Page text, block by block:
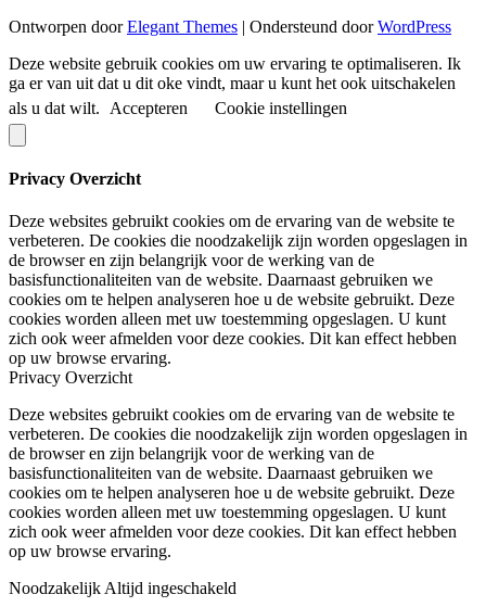
Ontworpen doorElegant Themes | Ondersteund doorWordPress
Deze website gebruik cookies om uw ervaring te optimaliseren. Ik
ga er van uit dat u dit oke vindt, maar u kunt het ook uitschakelen
als u dat wilt.
Accepteren Cookie instellingen
Privacy Overzicht
Deze websites gebruikt cookies om de ervaring van de website te
verbeteren. De cookies die noodzakelijk zijn worden opgeslagen in
de browser en zijn belangrijk voor de werking van de
basisfunctionaliteiten van de website. Daarnaast gebruiken we
cookies om te helpen analyseren hoe u de website gebruikt. Deze
cookies worden alleen met uw toestemming opgeslagen. U kunt
zich ook weer afmelden voor deze cookies. Dit kan effect hebben
op uw browse ervaring.
Privacy Overzicht
Deze websites gebruikt cookies om de ervaring van de website te
verbeteren. De cookies die noodzakelijk zijn worden opgeslagen in
de browser en zijn belangrijk voor de werking van de
basisfunctionaliteiten van de website. Daarnaast gebruiken we
cookies om te helpen analyseren hoe u de website gebruikt. Deze
cookies worden alleen met uw toestemming opgeslagen. U kunt
zich ook weer afmelden voor deze cookies. Dit kan effect hebben
op uw browse ervaring.
NoodzakelijkAltijd ingeschakeld